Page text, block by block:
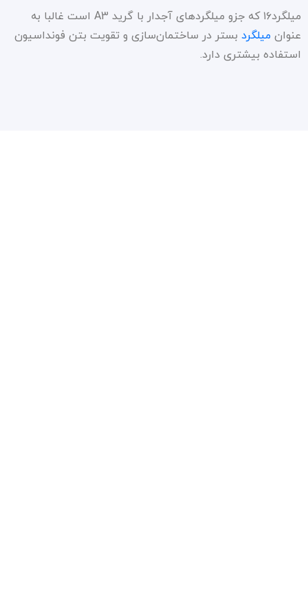
میلگرد۱۶ که جزو میلگردهای آجدار با گرید A3 است غالبا به
عنوان میلگرد بستر در ساختمان‌سازی و تقویت بتن فونداسیون
استفاده بیشتری دارد.